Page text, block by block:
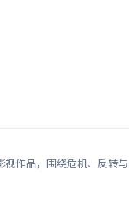
作品，围绕危机、反转